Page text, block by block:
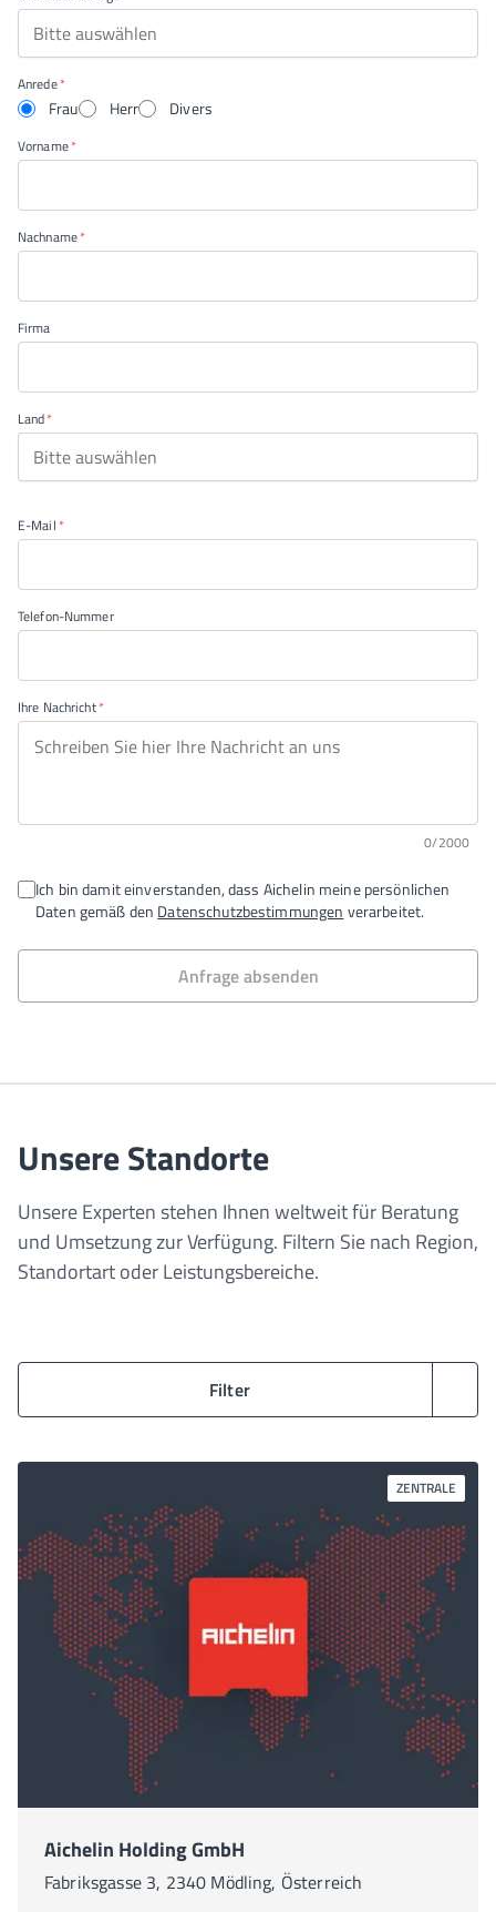
Bitte auswählen
Anrede
Frau Herr Divers
Vorname
Nachname
Firma
Land
Bitte auswählen
E-Mail
Telefon-Nummer
Ihre Nachricht
0/2000
Ich bin damit einverstanden, dass Aichelin meine persönlichen
Daten gemäß den Datenschutzbestimmungen verarbeitet.
Anfrage absenden
Unsere Standorte
Unsere Experten stehen Ihnen weltweit für Beratung
und Umsetzung zur Verfügung. Filtern Sie nach Region,
Standortart oder Leistungsbereiche.
Filter
ZENTRALE
Aichelin Holding GmbH
Fabriksgasse 3, 2340 Mödling, Österreich